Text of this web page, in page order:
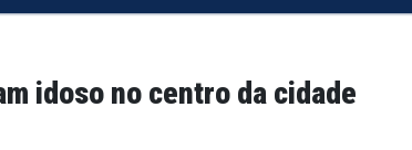
idoso no centro da cidade